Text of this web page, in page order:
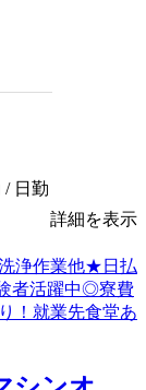
/ 日勤
詳細を表示